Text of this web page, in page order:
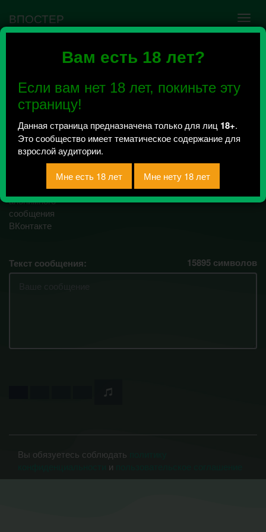
Вам есть 18 лет?
Если вам нет 18 лет, покиньте эту
страницу!
Данная страница предназначена только для лиц 18+.
Это сообщество имеет тематическое содержание для
взрослой аудитории.
ВПОСТЕР
Ошибка VK API #5
сообщества нужно авторизоваться на сервисе
повторно.
Объединение Дома
Советская-18
Всего 0, за сегодня 0 сообщений
отправлено / Рейтинг 0
Текст сообщения: 15895 символов
Вы обязуетесь соблюдать
и